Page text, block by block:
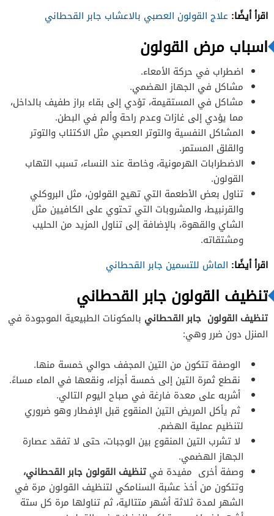
اقرأ أيضًا: علاج القولون العصبي بالاعشاب جابر القحطاني
اسباب مرض القولون
اضطراب في حركة الأمعاء.
مشاكل في الجهاز الهضمي.
مشاكل في المستقيمة، تؤدي إلى بقاء براز طفيف بالداخل،
مما يؤدي إلى غازات وعدم راحة وألم في البطن.
المشاكل النفسية والتوتر العصبي مثل الاكتئاب والتوتر
والقلق المستمر.
الاضطرابات الهرمونية، وخاصة عند النساء، تسبب التهاب
القولون.
تناول بعض الأطعمة التي تهيج القولون، مثل البروكلي
والقرنبيط، والمشروبات التي تحتوي على الكافيين مثل
الشاي والقهوة، بالإضافة إلى تناول المزيد من الحليب
ومشتقاته.
اقرأ أيضًا: الماش للتسمين جابر القحطاني
تنظيف القولون جابر القحطاني
تنظيف القولون جابر القحطاني بالمكونات الطبيعية الموجودة في
المنزل دون ضرر وهي:
الوصفة تتكون من التين المجفف حوالي خمسة منها.
نقطع ثمرة التين إلى خمسة أجزاء، ونقعها في الماء مساءً.
أشربه على معدة فارغة في صباح اليوم التالي.
ثم يأكل المريض التين المنقوع قبل الإفطار وهو ضروري
لتنظيم عملية الهضم.
لا تشرب التين المنقوع بين الوجبات، حتى لا تفقد عصارة
الجهاز الهضمي.
وصفة أخرى مفيدة في تنظيف القولون جابر القحطاني،
وتتكون من أخذ عشبة السنامكي لتنظيف القولون مرة في
الشهر لمدة ثلاثة أشهر متتالية، ثم تناولها مرة كل ستة